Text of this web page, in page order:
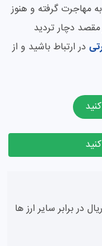
مهاجرت گرفته و هنوز
دچار تردید
در ارتباط باشید و از
برابر سایر ارز ها